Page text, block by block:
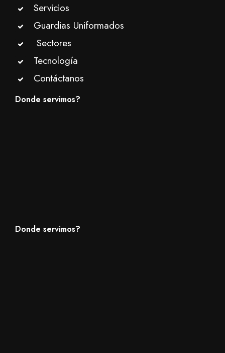
Servicios
Guardias Uniformados
Sectores
Tecnología
Contáctanos
Donde servimos?
Donde servimos?